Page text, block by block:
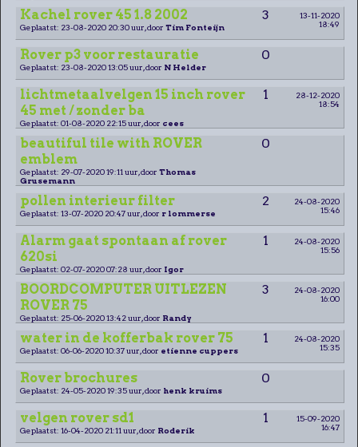
Kachel rover 45 1.8 2002 3
13-11-2020
18:49
Geplaatst: 23-08-2020 20:30 uur, door Tim Fonteijn
Rover p3 voor restauratie 0
Geplaatst: 23-08-2020 13:05 uur, door N Helder
lichtmetaalvelgen 15 inch rover
45 met / zonder ba
1
28-12-2020
18:54
Geplaatst: 01-08-2020 22:15 uur, door cees
beautiful tile with ROVER
emblem
0
Geplaatst: 29-07-2020 19:11 uur, door Thomas
Grusemann
pollen interieur filter 2
24-08-2020
15:46
Geplaatst: 13-07-2020 20:47 uur, door r lommerse
Alarm gaat spontaan af rover
620si
1
24-08-2020
15:56
Geplaatst: 02-07-2020 07:28 uur, door Igor
BOORDCOMPUTER UITLEZEN
ROVER 75
3
24-08-2020
16:00
Geplaatst: 25-06-2020 13:42 uur, door Randy
water in de kofferbak rover 75 1
24-08-2020
15:35
Geplaatst: 06-06-2020 10:37 uur, door etienne cuppers
Rover brochures 0
Geplaatst: 24-05-2020 19:35 uur, door henk kruims
velgen rover sd1 1
15-09-2020
16:47
Geplaatst: 16-04-2020 21:11 uur, door Roderik